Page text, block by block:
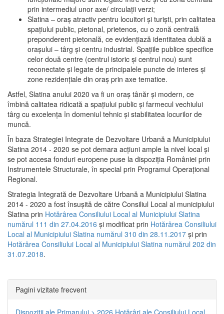
prin intermediul unor axe/ circulații verzi;
Slatina – oraş atractiv pentru locuitori şi turişti, prin calitatea
spaţiului public, pietonal, prietenos, cu o zonă centrală
preponderent pietonală, ce evidenţiază identitatea dublă a
oraşului – târg şi centru industrial. Spaţiile publice specifice
celor două centre (centrul istoric şi centrul nou) sunt
reconectate şi legate de principalele puncte de interes şi
zone rezidenţiale din oraş prin axe tematice.
Astfel, Slatina anului 2020 va fi un oraş tânăr şi modern, ce
îmbină calitatea ridicată a spaţiului public şi farmecul vechiului
târg cu excelenţa în domeniul tehnic şi stabilitatea locurilor de
muncă.
În baza Strategiei Integrate de Dezvoltare Urbană a Municipiului
Slatina 2014 - 2020 se pot demara acţiuni ample la nivel local şi
se pot accesa fonduri europene puse la dispoziţia României prin
Instrumentele Structurale, în special prin Programul Operațional
Regional.
Strategia Integrată de Dezvoltare Urbană a Municipiului Slatina
2014 - 2020 a fost însuşită de către Consiliul Local al municipiului
Slatina prin Hotărârea Consiliului Local al Municipiului Slatina
numărul 111 din 27.04.2016 și modificat prin Hotărârea Consiliului
Local al Municipiului Slatina numărul 310 din 28.11.2017 și prin
Hotărârea Consiliului Local al Municipiului Slatina numărul 202 din
31.07.2018.
Pagini vizitate frecvent
Dispoziţii ale Primarului > 2026 Hotărâri ale Consiliului Local